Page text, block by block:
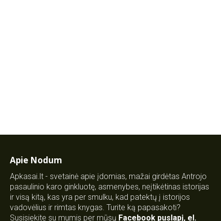
Apie Nodum
Apkasai.lt - svetainė apie įdomias, mažai girdėtas Antrojo
pasaulinio karo ginkluotę, asmenybes, neįtikėtinas istorijas
ir visą kitą, kas yra per smulku, kad patektų į istorijos
vadovėlius ir rimtas knygas. Turite ką papasakoti?
Susisiekite su mumis per mūsų Facebook puslapį, el.